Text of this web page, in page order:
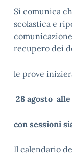
Si comunica
scolastica e
recupero dei
le prove
28 agosto
con sessioni
Il calendario